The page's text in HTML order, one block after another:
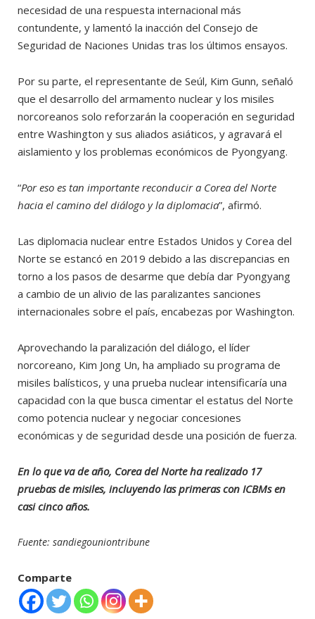
necesidad de una respuesta internacional más
contundente, y lamentó la inacción del Consejo de
Seguridad de Naciones Unidas tras los últimos ensayos.
Por su parte, el representante de Seúl, Kim Gunn, señaló
que el desarrollo del armamento nuclear y los misiles
norcoreanos solo reforzarán la cooperación en seguridad
entre Washington y sus aliados asiáticos, y agravará el
aislamiento y los problemas económicos de Pyongyang.
“Por eso es tan importante reconducir a Corea del Norte
hacia el camino del diálogo y la diplomacia”, afirmó.
Las diplomacia nuclear entre Estados Unidos y Corea del
Norte se estancó en 2019 debido a las discrepancias en
torno a los pasos de desarme que debía dar Pyongyang
a cambio de un alivio de las paralizantes sanciones
internacionales sobre el país, encabezas por Washington.
Aprovechando la paralización del diálogo, el líder
norcoreano, Kim Jong Un, ha ampliado su programa de
misiles balísticos, y una prueba nuclear intensificaría una
capacidad con la que busca cimentar el estatus del Norte
como potencia nuclear y negociar concesiones
económicas y de seguridad desde una posición de fuerza.
En lo que va de año, Corea del Norte ha realizado 17
pruebas de misiles, incluyendo las primeras con ICBMs en
casi cinco años.
Fuente: sandiegouniontribune
Comparte